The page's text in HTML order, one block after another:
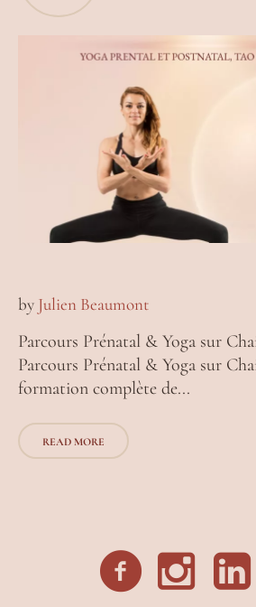
by Julien Beaumont
Parcours Prénatal & Yoga sur
Parcours Prénatal & Yoga sur
formation complète de...
READ MORE